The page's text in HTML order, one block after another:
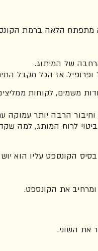
מתפתח הלאה ברמת
של המיתוג.
ופרופיל. אז הכל מקבל
משמים, לקוחות
הרבה יותר עמוקה
לרוח המותג, למה
הקונספט עליו הוא
את הקונספט.
את השוני.